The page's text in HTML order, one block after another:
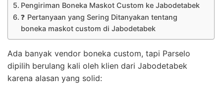
Pengiriman Boneka Maskot Custom ke Jabodetabek
❓ Pertanyaan yang Sering Ditanyakan tentang
boneka maskot custom di Jabodetabek
Ada banyak vendor boneka custom, tapi Parselo
dipilih berulang kali oleh klien dari Jabodetabek
karena alasan yang solid: